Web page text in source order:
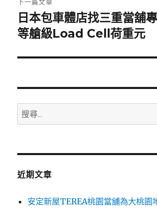
下
一
文
日本包車體店找三重當舖
等艙級Load Cell荷重元
搜
尋
鍵
近期文章
安定新屋TEREA桃園當舖為大桃園